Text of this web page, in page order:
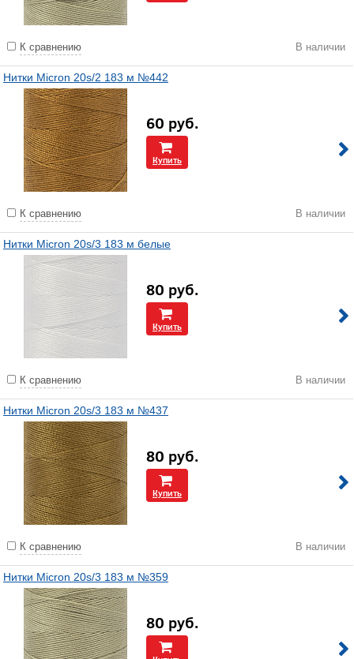
К сравнению В наличии
Нитки Micron 20s/2 183 м №442
60 руб.
Купить
К сравнению В наличии
Нитки Micron 20s/3 183 м белые
80 руб.
Купить
К сравнению В наличии
Нитки Micron 20s/3 183 м №437
80 руб.
Купить
К сравнению В наличии
Нитки Micron 20s/3 183 м №359
80 руб.